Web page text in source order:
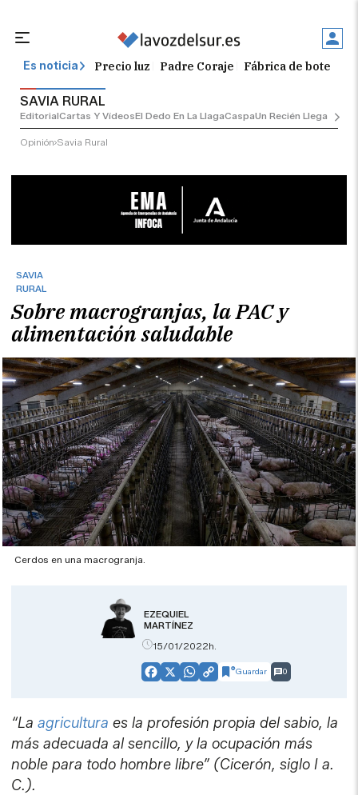
Es noticia Precio luz Padre Coraje Fábrica de botellas
SAVIA RURAL
EditorialCartas Y VídeosEl Dedo En La LlagaCaspaUn Recién Llegado
Opinión Savia Rural
SAVIA
RURAL
Sobre macrogranjas, la PAC y
alimentación saludable
Cerdos en una macrogranja.
EZEQUIEL
MARTÍNEZ
15/01/2022h.
Facebook
X WhatsApp
CopyGuardar 0
“Laagricultura es la profesión propia del sabio, la
más adecuada al sencillo, y la ocupación más
noble para todo hombre libre” (Cicerón, siglo I a.
C.).